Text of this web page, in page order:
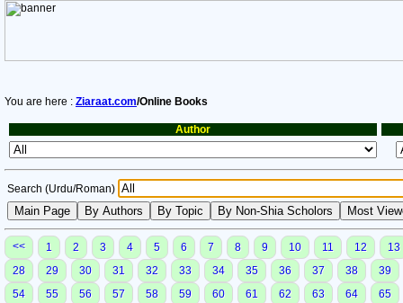
You are here : Ziaraat.com/Online Books
Author
Search (Urdu/Roman)
<< 1 2 3 4 5 6 7 8 9 10 11 12
13
28
29 30 31 32 33 34 35 36 37 38
39
54
55 56 57 58 59 60 61 62 63 64
65